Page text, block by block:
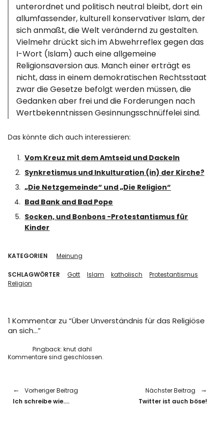
unterordnet und politisch neutral bleibt, dort ein
allumfassender, kulturell konservativer Islam, der
sich anmaßt, die Welt verändernd zu gestalten.
Vielmehr drückt sich im Abwehrreflex gegen das
I-Wort (Islam) auch eine allgemeine
Religionsaversion aus. Manch einer erträgt es
nicht, dass in einem demokratischen Rechtsstaat
zwar die Gesetze befolgt werden müssen, die
Gedanken aber frei und die Forderungen nach
Wertbekenntnissen Gesinnungsschnüffelei sind.
Das könnte dich auch interessieren:
Vom Kreuz mit dem Amtseid und Dackeln
Synkretismus und Inkulturation (in) der Kirche?
„Die Netzgemeinde“ und „Die Religion“
Bad Bank and Bad Pope
Socken, und Bonbons -Protestantismus für
Kinder
KATEGORIEN Meinung
SCHLAGWÖRTER Gott Islam katholisch
Protestantismus
Religion
1 Kommentar zu “Über Unverständnis für das Religiöse
an sich…”
Pingback:knut dahl
Kommentare sind geschlossen.
Vorheriger Beitrag
Ich schreibe wie….
Nächster Beitrag
Twitter ist auch böse!